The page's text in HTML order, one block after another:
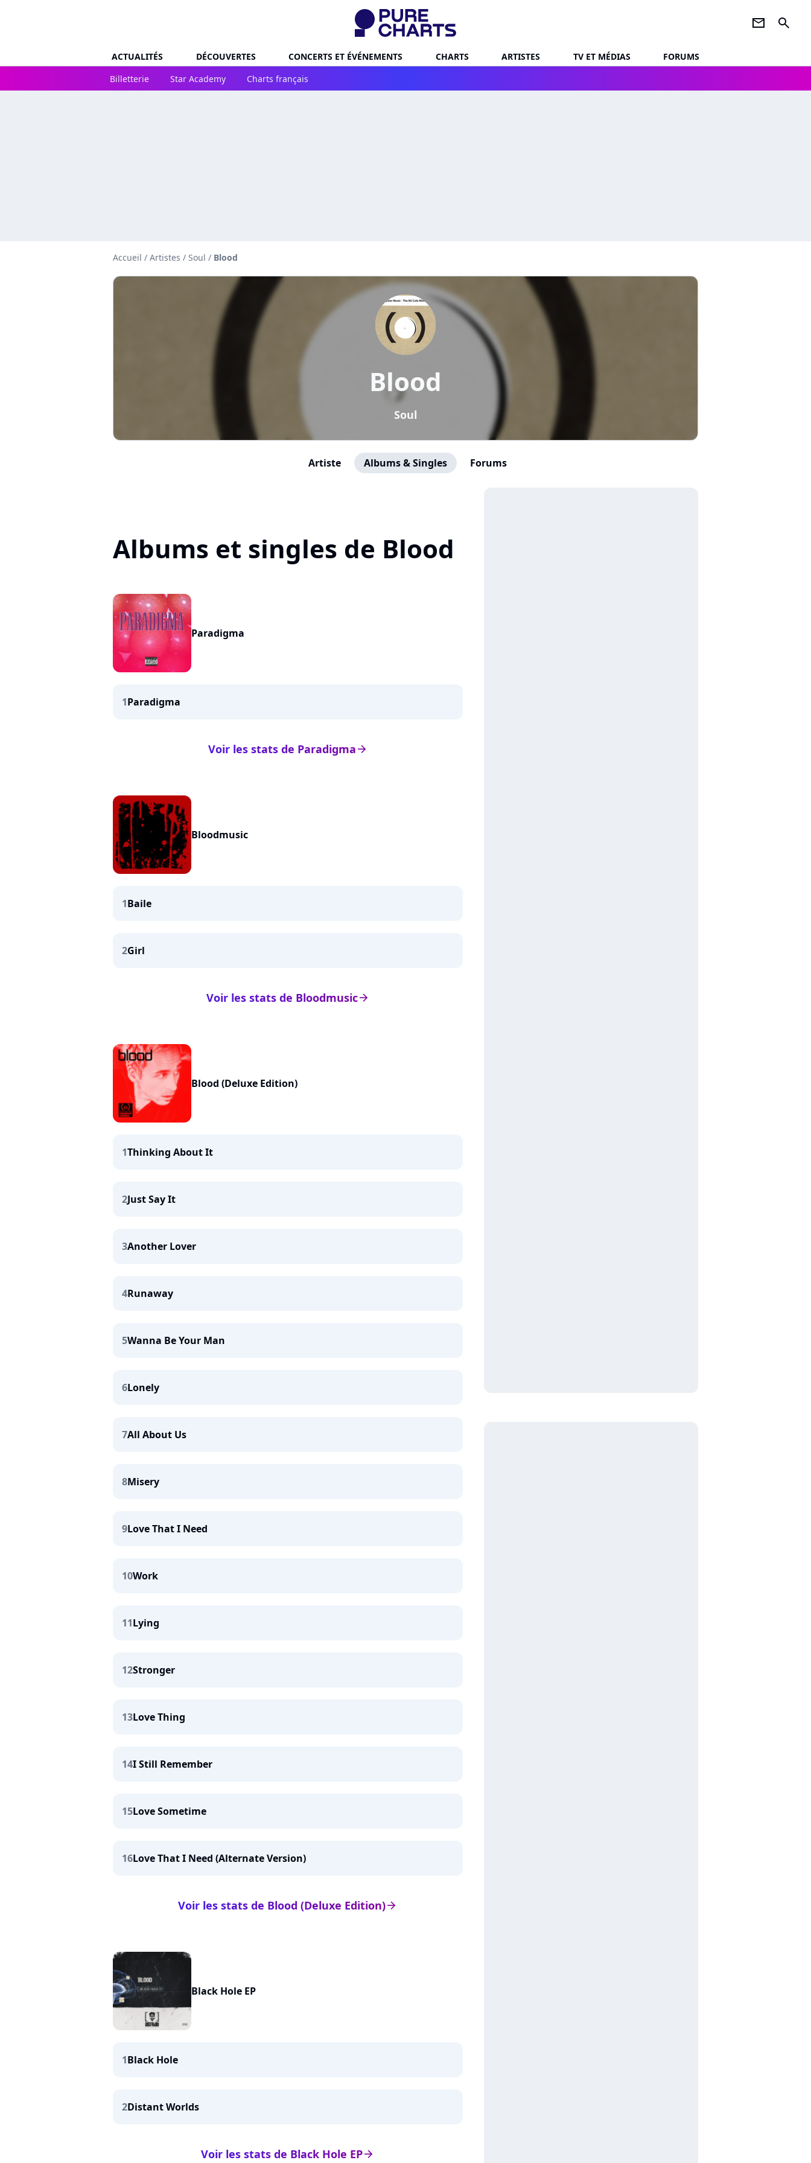
newsletter search
ACTUALITÉS DÉCOUVERTES CONCERTS ET ÉVÉNEMENTS CHARTS ARTISTES TV ET MÉDIAS
FORUMS
Billetterie
Star Academy Charts français
Accueil / Artistes / Soul / Blood
Blood
Soul
Artiste Albums & Singles Forums
Albums et singles de Blood
Paradigma
1Paradigma
arrow_right
Voir les stats de Paradigma
Bloodmusic
1Baile
2Girl
arrow_right
Voir les stats de Bloodmusic
Blood (Deluxe Edition)
1Thinking About It
2Just Say It
3Another Lover
4Runaway
5Wanna Be Your Man
6Lonely
7All About Us
8Misery
9Love That I Need
10Work
11Lying
12Stronger
13Love Thing
14I Still Remember
15Love Sometime
16Love That I Need (Alternate Version)
arrow_right
Voir les stats de Blood (Deluxe Edition)
Black Hole EP
1Black Hole
2Distant Worlds
arrow_right
Voir les stats de Black Hole EP